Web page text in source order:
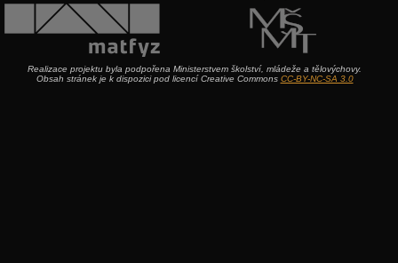
Realizace projektu byla podpořena Ministerstvem školství, mládeže a tělovýchovy.
Obsah stránek je k dispozici pod licencí Creative Commons CC-BY-NC-SA 3.0